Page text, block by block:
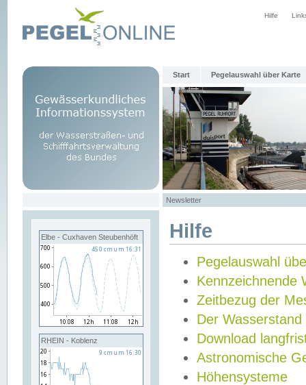
Hilfe
Start Pegelauswahl über Karte
Newsletter
Elbe - Cuxhaven Steubenhöft
RHEIN - Koblenz
Hilfe
Pegelauswahl
Kennzeichnende
Zeitbezug der
Der Wasserstand
Download
Astronomische
Höhensysteme